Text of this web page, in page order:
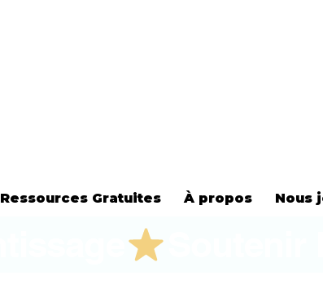
Ressources Gratuites À propos Nous